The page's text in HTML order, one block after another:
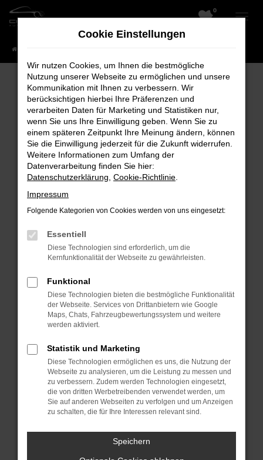
Zum
0
Fehler: Network Error
Beim Laden ist ein Fehler aufgetreten.
Hier sind ein paar Tipps, die dir helfen können:
Überprüfe deine Firewall und deine
Internetverbindung.
Laden andere Webseiten, zum Beispiel
deine Suchmaschine?
Manche Erweiterungen, wie Werbeblocker,
können das Laden bestimmter Seiten
anderen Browser oder in einem privaten
Fenster?
Starte dein Gerät neu.
Das kann manchmal helfen,
vorübergehende Probleme zu beheben.
Stelle sicher, dass dein Browser und dein
Betriebssystem auf dem neuesten Stand
sind.
Veraltete Software birgt nicht nur ein
führen, dass bestimmte Funktionen nicht
mehr unterstützt werden.
Cookie Einstellungen
Wir nutzen Cookies, um Ihnen die bestmögliche
Nutzung unserer Webseite zu ermöglichen und unsere
Kommunikation mit Ihnen zu verbessern. Wir
berücksichtigen hierbei Ihre Präferenzen und
verarbeiten Daten für Marketing und Statistiken nur,
wenn Sie uns Ihre Einwilligung geben. Wenn Sie zu
einem späteren Zeitpunkt Ihre Meinung ändern, können
Sie die Einwilligung jederzeit für die Zukunft widerrufen.
Weitere Informationen zum Umfang der
Datenverarbeitung finden Sie hier:
Datenschutzerklärung Cookie-Richtlinie
Impressum
Folgende Kategorien von Cookies werden von uns eingesetzt:
Essentiell
Diese Technologien sind erforderlich, um die
Kernfunktionalität der Webseite zu gewährleisten.
Funktional
Diese Technologien bieten die bestmögliche Funktionalität
der Webseite. Services von Drittanbietern wie Google
Maps, Chats, Fahrzeugbewertungssystem und weitere
werden aktiviert.
Statistik und Marketing
Diese Technologien ermöglichen es uns, die Nutzung der
Webseite zu analysieren, um die Leistung zu messen und
zu verbessern. Zudem werden Technologien eingesetzt,
die von dritten Werbetreibenden verwendet werden, um
Sie auf anderen Webseiten zu verfolgen und um Anzeigen
zu schalten, die für Ihre Interessen relevant sind.
Speichern